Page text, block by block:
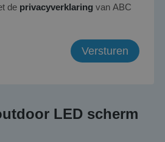
de privacyverklaring van ABC
LED scherm